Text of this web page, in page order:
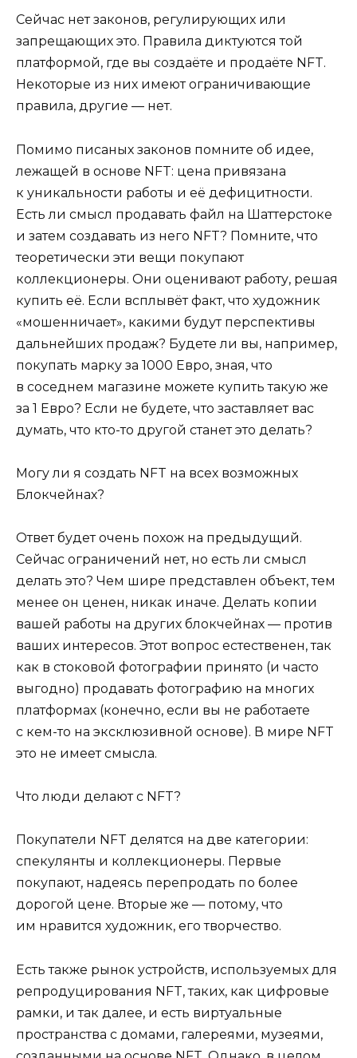
Сейчас нет законов, регулирующих или
запрещающих это. Правила диктуются той
платформой, где вы создаёте и продаёте NFT.
Некоторые из них имеют ограничивающие
правила, другие — нет.
Помимо писаных законов помните об идее,
лежащей в основе NFT: цена привязана
к уникальности работы и её дефицитности.
Есть ли смысл продавать файл на Шаттерстоке
и затем создавать из него NFT? Помните, что
теоретически эти вещи покупают
коллекционеры. Они оценивают работу, решая
купить её. Если всплывёт факт, что художник
«мошенничает», какими будут перспективы
дальнейших продаж? Будете ли вы, например,
покупать марку за 1000 Евро, зная, что
в соседнем магазине можете купить такую же
за 1 Евро? Если не будете, что заставляет вас
думать, что кто-то другой станет это делать?
Могу ли я создать NFT на всех возможных
Блокчейнах?
Ответ будет очень похож на предыдущий.
Сейчас ограничений нет, но есть ли смысл
делать это? Чем шире представлен объект, тем
менее он ценен, никак иначе. Делать копии
вашей работы на других блокчейнах — против
ваших интересов. Этот вопрос естественен, так
как в стоковой фотографии принято (и часто
выгодно) продавать фотографию на многих
платформах (конечно, если вы не работаете
с кем-то на эксклюзивной основе). В мире NFT
это не имеет смысла.
Что люди делают с NFT?
Покупатели NFT делятся на две категории:
спекулянты и коллекционеры. Первые
покупают, надеясь перепродать по более
дорогой цене. Вторые же — потому, что
им нравится художник, его творчество.
Есть также рынок устройств, используемых для
репродуцирования NFT, таких, как цифровые
рамки, и так далее, и есть виртуальные
пространства с домами, галереями, музеями,